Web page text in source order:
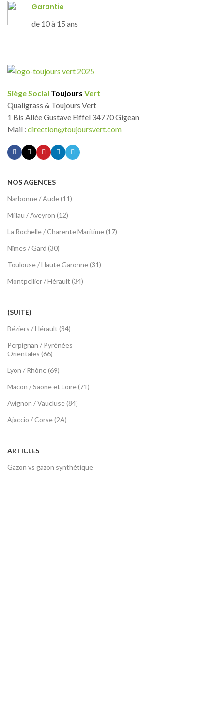
Garantie
de 10 à 15 ans
Siège Social Toujours Vert
Qualigrass & Toujours Vert
1 Bis Allée Gustave Eiffel 34770 Gigean
Mail : direction@toujoursvert.com
NOS AGENCES
Narbonne / Aude (11)
Millau / Aveyron (12)
La Rochelle / Charente Maritime (17)
Nîmes / Gard (30)
Toulouse / Haute Garonne (31)
Montpellier / Hérault (34)
(SUITE)
Béziers / Hérault (34)
Perpignan / Pyrénées
Orientales (66)
Lyon / Rhône (69)
Mâcon / Saône et Loire (71)
Avignon / Vaucluse (84)
Ajaccio / Corse (2A)
ARTICLES
Gazon vs gazon synthétique